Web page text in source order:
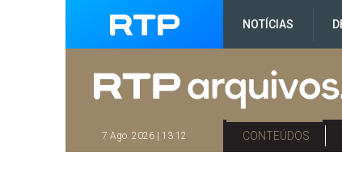
NOTÍCIAS
7 Ago. 2026 | 13:12 CONTEÚDOS